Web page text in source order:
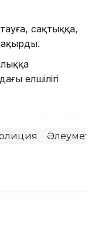
сақтыққа,
елшілігі